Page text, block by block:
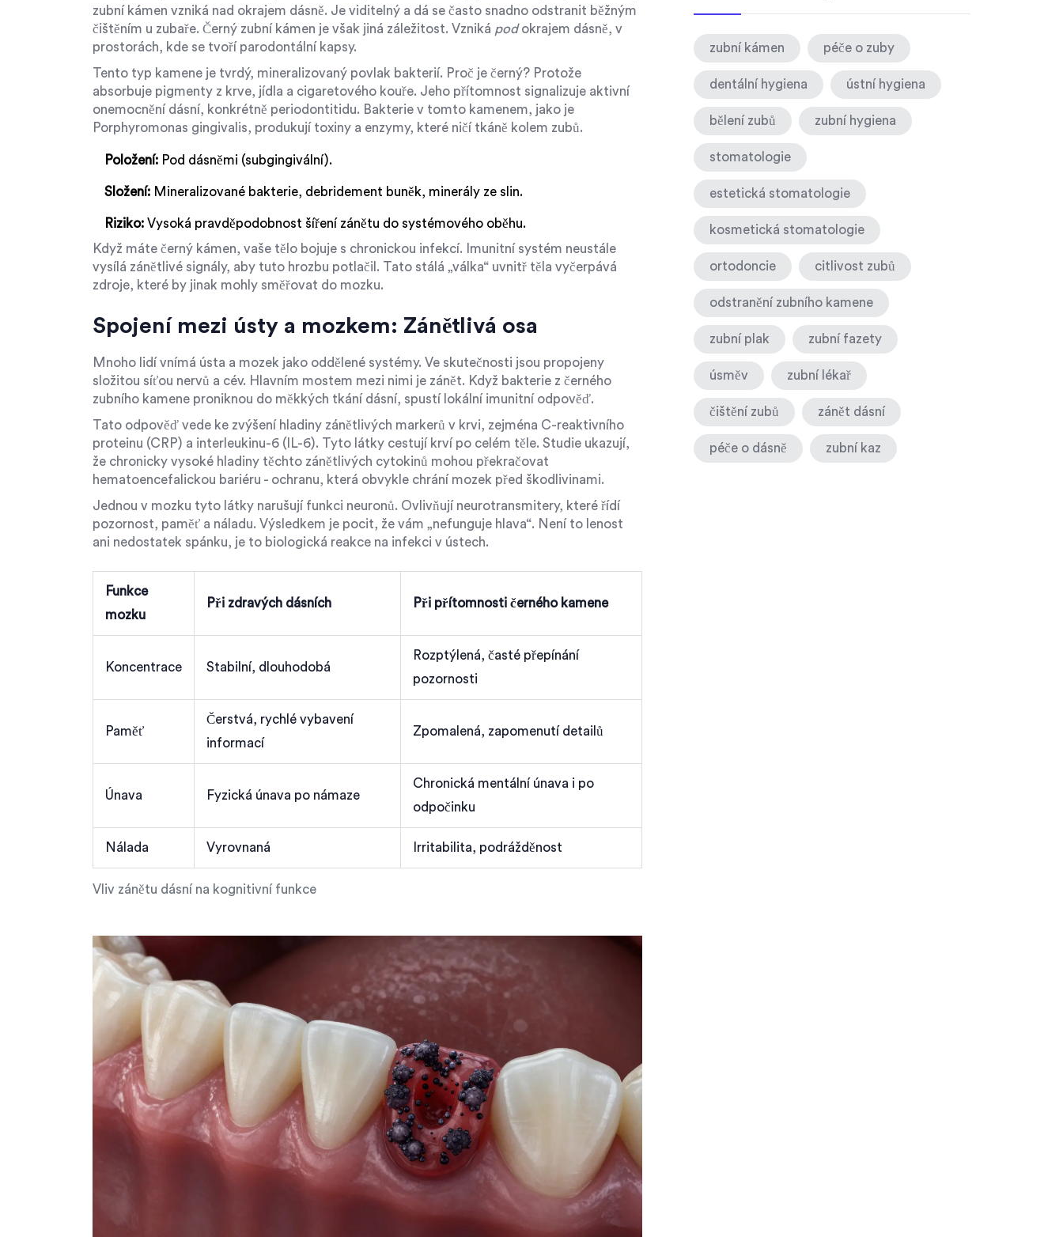
zubní kámen vzniká nad okrajem dásně. Je viditelný a dá se často snadno odstranit běžným
čištěním u zubaře. Černý zubní kámen je však jiná záležitost. Vzniká podokrajem dásně, v
prostorách, kde se tvoří parodontální kapsy.
Tento typ kamene je tvrdý, mineralizovaný povlak bakterií. Proč je černý? Protože
absorbuje pigmenty z krve, jídla a cigaretového kouře. Jeho přítomnost signalizuje aktivní
onemocnění dásní, konkrétně periodontitidu. Bakterie v tomto kamenem, jako je
Porphyromonas gingivalis, produkují toxiny a enzymy, které ničí tkáně kolem zubů.
Položení: Pod dásněmi (subgingivální).
Složení: Mineralizované bakterie, debridement buněk, minerály ze slin.
Riziko: Vysoká pravděpodobnost šíření zánětu do systémového oběhu.
Když máte černý kámen, vaše tělo bojuje s chronickou infekcí. Imunitní systém neustále
vysílá zánětlivé signály, aby tuto hrozbu potlačil. Tato stálá „válka“ uvnitř těla vyčerpává
zdroje, které by jinak mohly směřovat do mozku.
Spojení mezi ústy a mozkem: Zánětlivá osa
Mnoho lidí vnímá ústa a mozek jako oddělené systémy. Ve skutečnosti jsou propojeny
složitou síťou nervů a cév. Hlavním mostem mezi nimi je zánět. Když bakterie z černého
zubního kamene proniknou do měkkých tkání dásní, spustí lokální imunitní odpověď.
Tato odpověď vede ke zvýšení hladiny zánětlivých markerů v krvi, zejména C-reaktivního
proteinu (CRP) a interleukinu-6 (IL-6). Tyto látky cestují krví po celém těle. Studie ukazují,
že chronicky vysoké hladiny těchto zánětlivých cytokinů mohou překračovat
hematoencefalickou bariéru - ochranu, která obvykle chrání mozek před škodlivinami.
Jednou v mozku tyto látky narušují funkci neuronů. Ovlivňují neurotransmitery, které řídí
pozornost, paměť a náladu. Výsledkem je pocit, že vám „nefunguje hlava“. Není to lenost
ani nedostatek spánku, je to biologická reakce na infekci v ústech.
Vliv zánětu dásní na kognitivní funkce
Funkce
mozku
Při zdravých dásních Při přítomnosti černého kamene
Koncentrace Stabilní, dlouhodobá
Rozptýlená, časté přepínání
pozornosti
Paměť
Čerstvá, rychlé vybavení
informací
Zpomalená, zapomenutí detailů
Únava Fyzická únava po námaze
Chronická mentální únava i po
odpočinku
Nálada Vyrovnaná Irritabilita, podrážděnost
zubní kámen péče o zuby
dentální hygiena ústní hygiena
bělení zubů zubní hygiena
stomatologie
estetická stomatologie
kosmetická stomatologie
ortodoncie citlivost zubů
odstranění zubního kamene
zubní plak zubní fazety
úsměv zubní lékař
čištění zubů zánět dásní
péče o dásně zubní kaz